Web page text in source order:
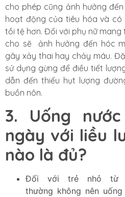
cho phép cũng ảnh hưởng
hoạt động của tiêu hóa và
tồi tệ hơn. Đối với phụ nữ mang
cho sẽ ảnh hưởng đến hóc
gây xảy thai hay chảy máu.
sử dụng gừng để điều tiết
dẫn đến thiếu hụt lượng
buồn nôn.
3. Uống
ngày với liều
nào là đủ?
Đối với trẻ nhỏ từ
thường không nên